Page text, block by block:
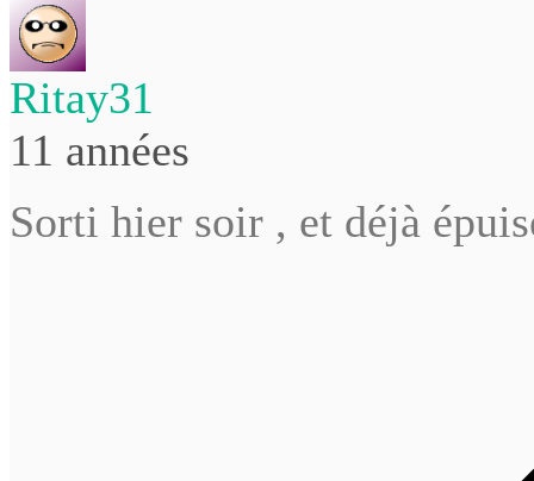
Ritay31
11 années
Sorti hier soir , et déjà